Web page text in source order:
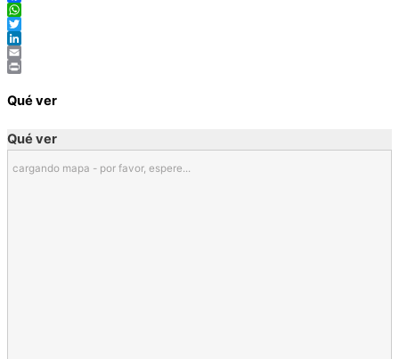
Facebook
WhatsApp
Twitter
LinkedIn
Email
Qué ver
Qué ver
cargando mapa - por favor, espere...